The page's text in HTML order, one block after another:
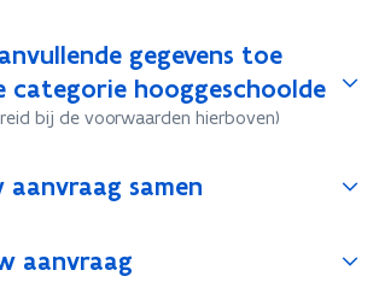
gegevens toe
categorie hooggeschoolde
bij de voorwaarden hierboven)
aanvraag samen
aanvraag